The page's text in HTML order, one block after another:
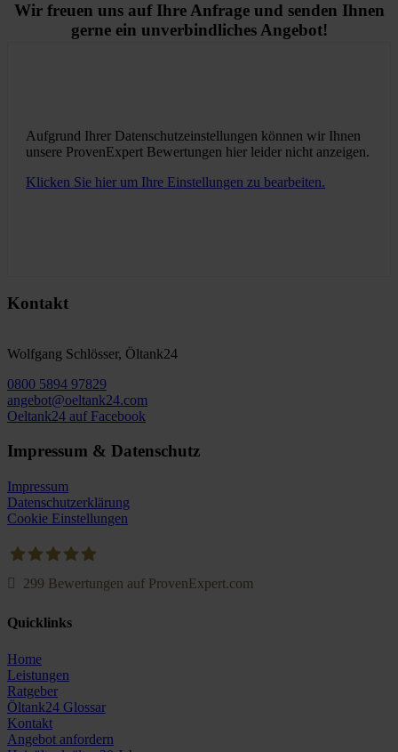
Wir freuen uns auf Ihre Anfrage und senden Ihnen
gerne ein unverbindliches Angebot!
Aufgrund Ihrer Datenschutzeinstellungen können wir Ihnen
unsere ProvenExpert Bewertungen hier leider nicht anzeigen.
Klicken Sie hier um Ihre Einstellungen zu bearbeiten.
Kontakt
Wolfgang Schlösser, Öltank24
0800 5894 97829
angebot@oeltank24.com
Oeltank24 auf Facebook
Impressum & Datenschutz
Impressum
Datenschutzerklärung
Cookie Einstellungen
299 Bewertungen auf ProvenExpert.com
Quicklinks
Home
Leistungen
Ratgeber
Öltank24 Glossar
Kontakt
Angebot anfordern